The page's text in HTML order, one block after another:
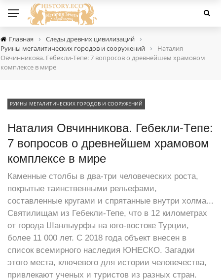
Главная › Следы древних цивилизаций ›
Руины мегалитических городов и сооружений ›
Наталия
Овчинникова. Гебекли-Тепе: 7 вопросов о древнейшем храмовом
комплексе в мире
РУИНЫ МЕГАЛИТИЧЕСКИХ ГОРОДОВ И СООРУЖЕНИЙ
Наталия Овчинникова. Гебекли-Тепе:
7 вопросов о древнейшем храмовом
комплексе в мире
Каменные столбы в два-три человеческих роста,
покрытые таинственными рельефами,
составленные кругами и спрятанные внутри холма...
Святилищам из Гебекли-Тепе, что в 12 километрах
от города Шанлыурфы на юго-востоке Турции,
более 11 000 лет. С 2018 года объект внесен в
список всемирного наследия ЮНЕСКО. Загадки
этого места, ключевого для истории человечества,
привлекают ученых и туристов из разных стран.